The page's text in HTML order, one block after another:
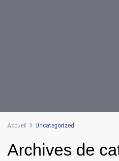
Accueil Uncategorized
Archives de